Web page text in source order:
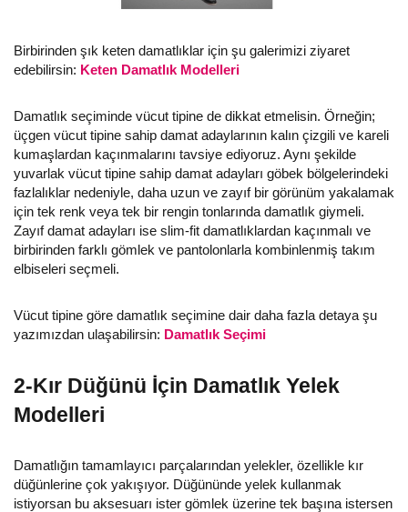
Birbirinden şık keten damatlıklar için şu galerimizi ziyaret
edebilirsin: Keten Damatlık Modelleri
Damatlık seçiminde vücut tipine de dikkat etmelisin. Örneğin;
üçgen vücut tipine sahip damat adaylarının kalın çizgili ve kareli
kumaşlardan kaçınmalarını tavsiye ediyoruz. Aynı şekilde
yuvarlak vücut tipine sahip damat adayları göbek bölgelerindeki
fazlalıklar nedeniyle, daha uzun ve zayıf bir görünüm yakalamak
için tek renk veya tek bir rengin tonlarında damatlık giymeli.
Zayıf damat adayları ise slim-fit damatlıklardan kaçınmalı ve
birbirinden farklı gömlek ve pantolonlarla kombinlenmiş takım
elbiseleri seçmeli.
Vücut tipine göre damatlık seçimine dair daha fazla detaya şu
yazımızdan ulaşabilirsin: Damatlık Seçimi
2-Kır Düğünü İçin Damatlık Yelek
Modelleri
Damatlığın tamamlayıcı parçalarından yelekler, özellikle kır
düğünlerine çok yakışıyor. Düğününde yelek kullanmak
istiyorsan bu aksesuarı ister gömlek üzerine tek başına istersen